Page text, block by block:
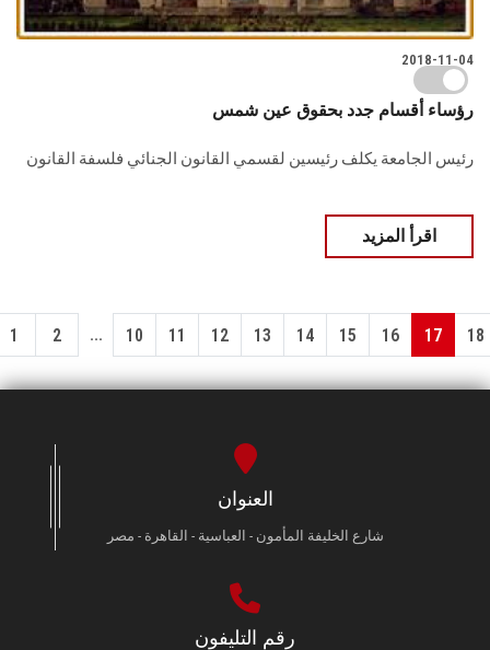
2018-11-04
رؤساء أقسام جدد بحقوق عين شمس
رئيس الجامعة يكلف رئيسين لقسمي القانون الجنائي فلسفة القانون
اقرأ المزيد
1 2 ... 10 11 12 13 14 15 16 17 18
العنوان
شارع الخليفة المأمون - العباسية - القاهرة - مصر
رقم التليفون